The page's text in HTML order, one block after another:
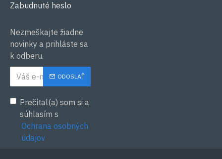
Zabudnuté heslo
Nezmeškajte žiadne
novinky a prihláste sa
k odberu.
ODOSLAŤ
Prečítal(a) som si a
súhlasím s
Ochrana osobných
údajov